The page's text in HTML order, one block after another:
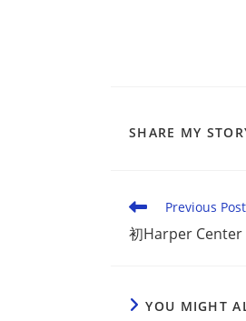
SHARE MY
Read
more
articles
Previous Post
初Harper Center
YOU MIGHT